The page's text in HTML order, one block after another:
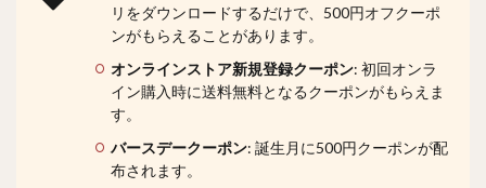
リをダウンロードするだけで、500円オフクーポ
ンがもらえることがあります。
オンラインストア新規登録クーポン: 初回オンラ
イン購入時に送料無料となるクーポンがもらえま
す。
バースデークーポン: 誕生月に500円クーポンが配
布されます。